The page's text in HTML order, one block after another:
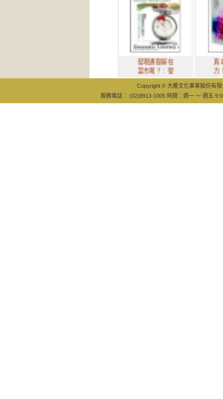
發現通膨躲在
菜市場？：從
真本性的影
力！最新最
Copyright © 大雁文化事業股份有
服務電話： (02)8913-1005 時間：週一 ～ 週五